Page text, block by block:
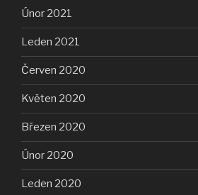
Únor 2021
Leden 2021
Červen 2020
Květen 2020
Březen 2020
Únor 2020
Leden 2020